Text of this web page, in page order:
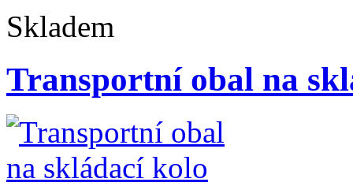
Skladem
Transportní obal na